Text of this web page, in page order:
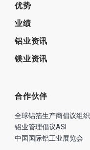
优势
业绩
铝业资讯
镁业资讯
合作伙伴
全球铝箔生产商倡议组织
铝业管理倡议ASI
中国国际铝工业展览会